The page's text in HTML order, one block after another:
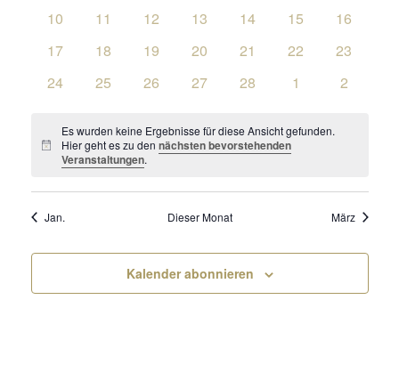
Veranstaltungen
0
10
0
11
0
12
0
13
0
14
0
15
0
16
0
17
0
18
0
19
0
20
0
21
0
22
0
23
0
24
0
25
0
26
0
27
0
28
0
1
0
2
Hinweis
Es wurden keine Ergebnisse für diese Ansicht gefunden.
Hier geht es zu dennächsten bevorstehenden
Veranstaltungen.
Jan. Dieser Monat März
Kalender abonnieren